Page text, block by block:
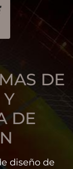
DE
DE
diseño de